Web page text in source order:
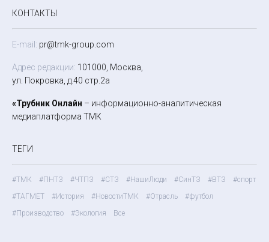
КОНТАКТЫ
E-mail: pr@tmk-group.com
Адрес редакции: 101000, Москва,
ул. Покровка, д.40 стр.2а
«Трубник Онлайн – информационно-аналитическая
медиаплатформа ТМК
ТЕГИ
#ТМК #ПНТЗ #ЧТПЗ #СТЗ #НашиЛюди #СинТЗ #ВТЗ
#спорт
#ТАГМЕТ
#История #НовостиТМК #Отрасль
#футбол
#Производство
#Экология Все